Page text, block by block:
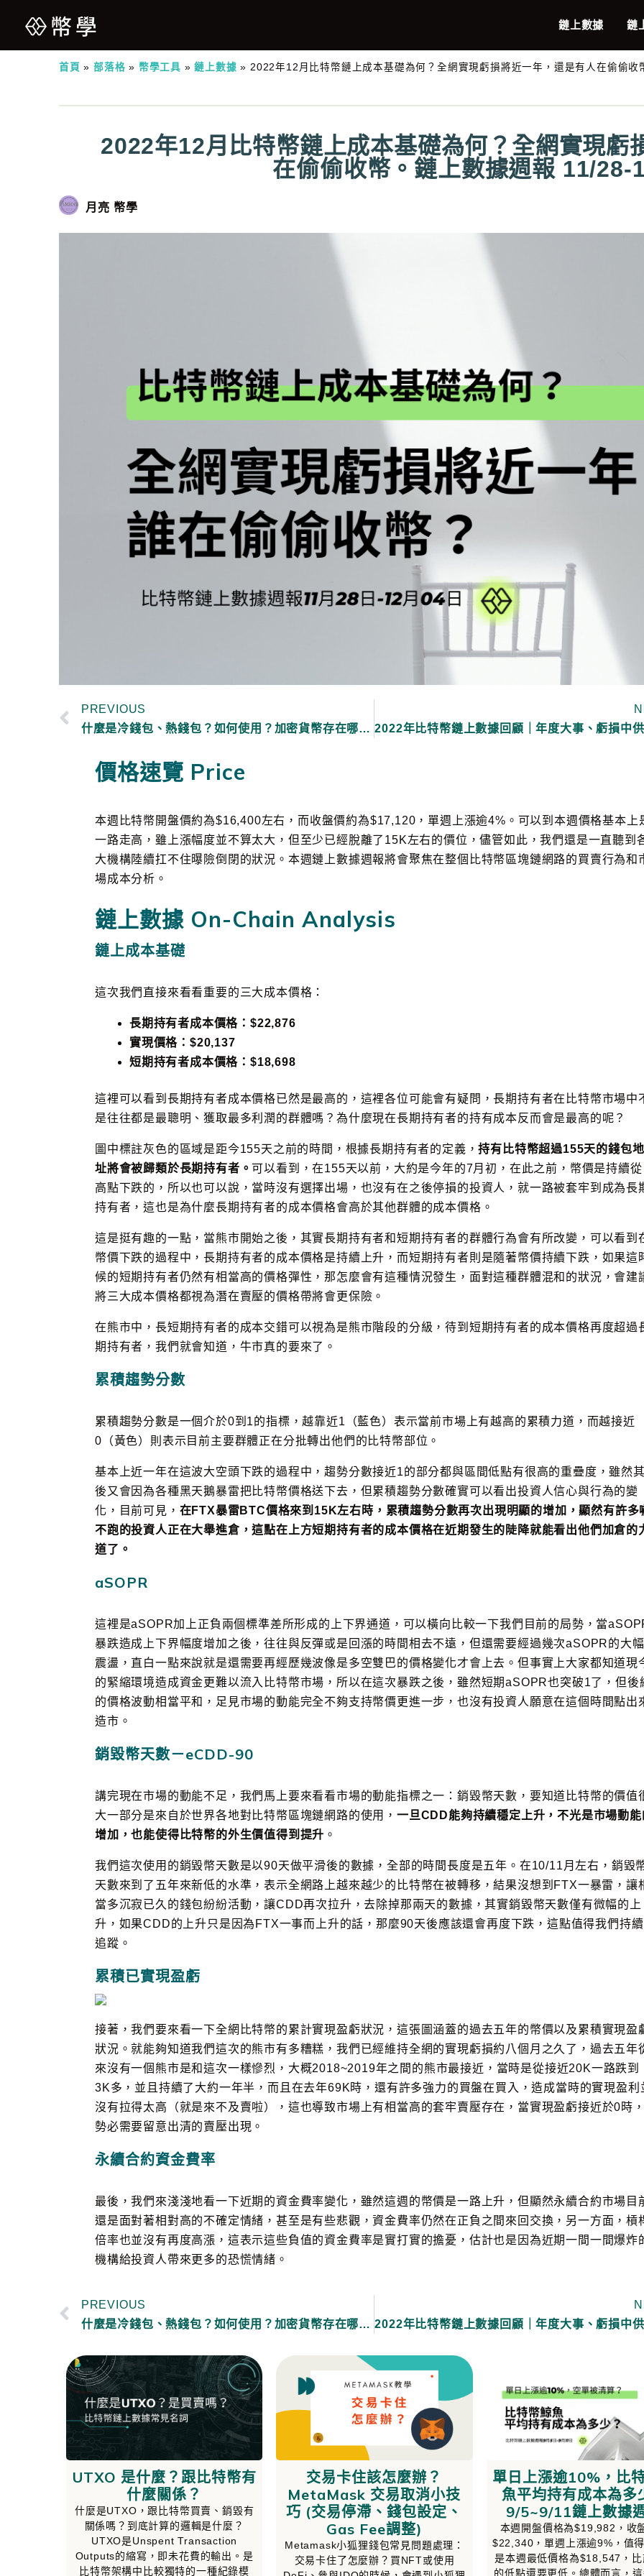
鏈上數據 鏈
首頁 »部落格 » 幣學工具 »鏈上數據 »2022年12月比特幣鏈上成本基礎為何？全網實現虧損將近一年，還是有人在偷偷
2022年12月比特幣鏈上成本基礎為何？全網實現虧
在偷偷收幣。鏈上數據週報 11/28-
月亮 幣學
PREVIOUS
什麼是冷錢包、熱錢包？如何使用？加密貨幣存在哪？(比特幣、以太幣)
價格速覽 Price
本週比特幣開盤價約為$16,400左右，而收盤價約為$17,120，單週上漲逾4%。可以到本週價格基本上
一路走高，雖上漲幅度並不算太大，但至少已經脫離了15K左右的價位，儘管如此，我們還是一直聽到
大機構陸續扛不住曝險倒閉的狀況。本週鏈上數據週報將會聚焦在整個比特幣區塊鏈網路的買賣行為和
場成本分析。
鏈上數據 On-Chain Analysis
鏈上成本基礎
這次我們直接來看看重要的三大成本價格：
長期持有者成本價格：$22,876
實現價格：$20,137
短期持有者成本價格：$18,698
這裡可以看到長期持有者成本價格已然是最高的，這裡各位可能會有疑問，長期持有者在比特幣市場中
是往往都是最聰明、獲取最多利潤的群體嗎？為什麼現在長期持有者的持有成本反而會是最高的呢？
圖中標註灰色的區域是距今155天之前的時間，根據長期持有者的定義，持有比特幣超過155天的錢包地
址將會被歸類於長期持有者。可以看到，在155天以前，大約是今年的7月初，在此之前，幣價是持續從
高點下跌的，所以也可以說，當時沒有選擇出場，也沒有在之後停損的投資人，就一路被套牢到成為長
持有者，這也是為什麼長期持有者的成本價格會高於其他群體的成本價格。
這是挺有趣的一點，當熊市開始之後，其實長期持有者和短期持有者的群體行為會有所改變，可以看到
幣價下跌的過程中，長期持有者的成本價格是持續上升，而短期持有者則是隨著幣價持續下跌，如果這
候的短期持有者仍然有相當高的價格彈性，那怎麼會有這種情況發生，面對這種群體混和的狀況，會建
將三大成本價格都視為潛在賣壓的價格帶將會更保險。
在熊市中，長短期持有者的成本交錯可以視為是熊市階段的分級，待到短期持有者的成本價格再度超過
期持有者，我們就會知道，牛市真的要來了。
累積趨勢分數
累積趨勢分數是一個介於0到1的指標，越靠近1（藍色）表示當前市場上有越高的累積力道，而越接近
0（黃色）則表示目前主要群體正在分批轉出他們的比特幣部位。
基本上近一年在這波大空頭下跌的過程中，趨勢分數接近1的部分都與區間低點有很高的重疊度，雖然其
後又會因為各種黑天鵝暴雷把比特幣價格送下去，但累積趨勢分數確實可以看出投資人信心與行為的變
化，目前可見， 在FTX暴雷BTC價格來到15K左右時，累積趨勢分數再次出現明顯的增加，顯然有許多
不跑的投資人正在大舉進倉，這點在上方短期持有者的成本價格在近期發生的陡降就能看出他們加倉的
道了。
aSOPR
這裡是aSOPR加上正負兩個標準差所形成的上下界通道，可以橫向比較一下我們目前的局勢，當
暴跌造成上下界幅度增加之後，往往與反彈或是回漲的時間相去不遠，但還需要經過幾次aSOPR的大幅
震盪，直白一點來說就是還需要再經歷幾波像是多空雙巴的價格變化才會上去。但事實上大家都知道現
的緊縮環境造成資金更難以流入比特幣市場，所以在這次暴跌之後，雖然短期aSOPR也突破1了，但後
的價格波動相當平和，足見市場的動能完全不夠支持幣價更進一步，也沒有投資人願意在這個時間點出
造市。
銷毀幣天數－eCDD-90
講完現在市場的動能不足，我們馬上要來看看市場的動能指標之一：銷毀幣天數，要知道比特幣的價值
大一部分是來自於世界各地對比特幣區塊鏈網路的使用， 一旦CDD能夠持續穩定上升，不光是市場動能
增加，也能使得比特幣的外生價值得到提升 。
我們這次使用的銷毀幣天數是以90天做平滑後的數據，全部的時間長度是五年。在10/11月左右，銷毀
天數來到了五年來新低的水準，表示全網路上越來越少的比特幣在被轉移，結果沒想到FTX一暴雷，讓
當多沉寂已久的錢包紛紛活動，讓CDD再次拉升，去除掉那兩天的數據，其實銷毀幣天數僅有微幅的上
升，如果CDD的上升只是因為FTX一事而上升的話，那麼90天後應該還會再度下跌，這點值得我們持續
追蹤。
累積已實現盈虧
接著，我們要來看一下全網比特幣的累計實現盈虧狀況，這張圖涵蓋的過去五年的幣價以及累積實現盈
狀況。就能夠知道我們這次的熊市有多糟糕，我們已經維持全網的實現虧損約八個月之久了，過去五年
來沒有一個熊市是和這次一樣慘烈，大概2018~2019年之間的熊市最接近，當時是從接近20K一路跌到
3K多，並且持續了大約一年半，而且在去年69K時，還有許多強力的買盤在買入，造成當時的實現盈利
沒有拉得太高（就是來不及賣啦），這也導致市場上有相當高的套牢賣壓存在，當實現盈虧接近於0時，
勢必需要留意出清的賣壓出現。
永續合約資金費率
最後，我們來淺淺地看一下近期的資金費率變化，雖然這週的幣價是一路上升，但顯然永續合約市場目
還是面對著相對高的不確定情緒，甚至是有些悲觀，資金費率仍然在正負之間來回交換，另一方面，槓
倍率也並沒有再度高漲，這表示這些負值的資金費率是實打實的擔憂，估計也是因為近期一間一間爆炸
機構給投資人帶來更多的恐慌情緒。
PREVIOUS
什麼是冷錢包、熱錢包？如何使用？加密貨幣存在哪？(比特幣、以太幣)
UTXO 是什麼？跟比特幣有
什麼關係？
什麼是UTXO，跟比特幣買賣、銷毀有
關係嗎？到底計算的邏輯是什麼？
UTXO是Unspent Transaction
Outputs的縮寫，即未花費的輸出。是
比特幣架構中比較獨特的一種紀錄模
交易卡住該怎麼辦？
MetaMask 交易取消小技
巧 (交易停滯、錢包設定、
Gas Fee調整)
Metamask小狐狸錢包常見問題處理：
交易卡住了怎麼辦？買NFT或使用
單日上漲逾10%，比
魚平均持有成本為多
9/5~9/11鏈上數據
本週開盤價格為$19,982，收
$22,340，單週上漲逾9%，值
是本週最低價格為$18,547，比
的低點還要更低。總體而言，